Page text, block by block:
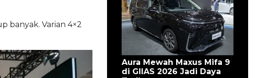
banyak. Varian 4×2
Aura Mewah Maxus Mifa 9
di GIIAS 2026 Jadi Daya